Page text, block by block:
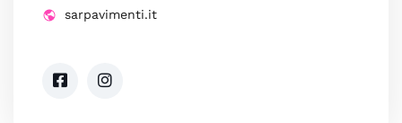
sarpavimenti.it